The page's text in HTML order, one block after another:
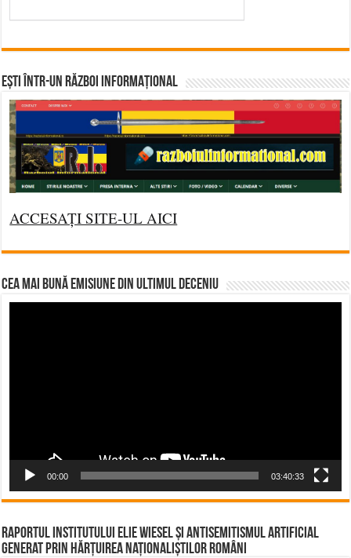
Ești într-un RĂZBOI INFORMAȚIONAL
ACCESAȚI SITE-UL AICI
CEA MAI BUNĂ EMISIUNE DIN ULTIMUL DECENIU
00:00 03:40:33
Raportul Institutului Elie Wiesel și Antisemitismul Artificial
Generat prin Hărțuirea Naționaliștilor Români